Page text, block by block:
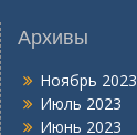
Архивы
Ноябрь 2023
Июль 2023
Июнь 2023